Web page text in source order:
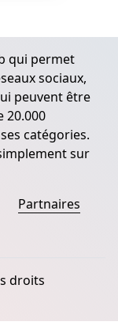
qui permet
sociaux,
peuvent être
20.000
catégories.
sur
Partnaires
droits